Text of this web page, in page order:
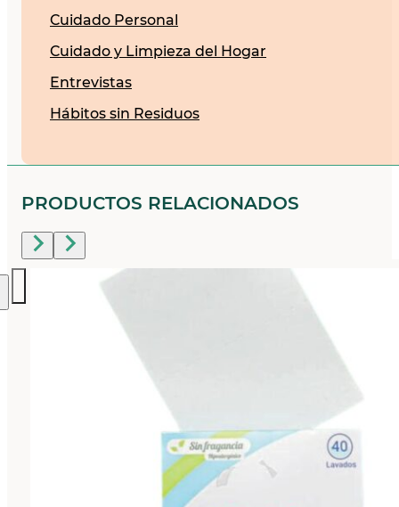
Cuidado Personal
Cuidado y Limpieza del Hogar
Entrevistas
Hábitos sin Residuos
PRODUCTOS RELACIONADOS